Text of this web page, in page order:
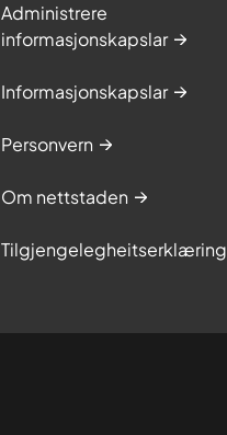
Administrere
informasjonskapslar
Informasjonskapslar
Personvern
Om nettstaden
Tilgjengelegheitserklæring